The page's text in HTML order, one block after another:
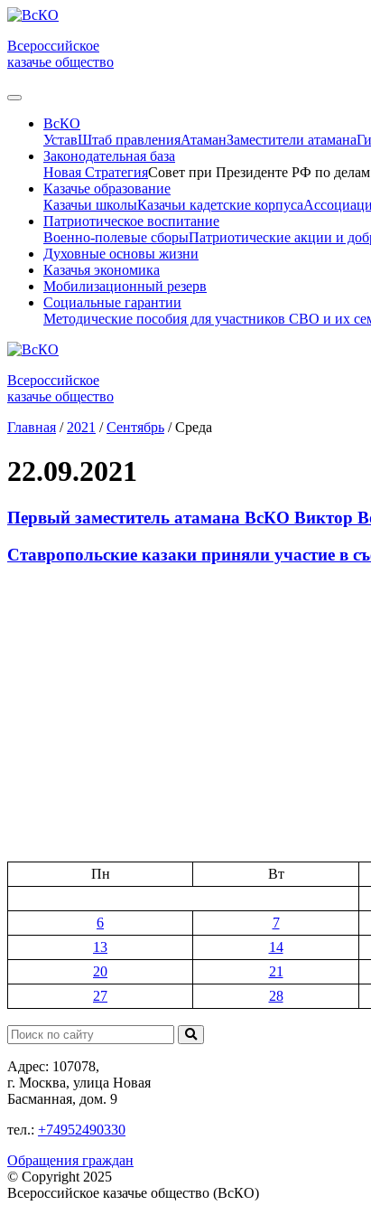
Всероссийское
казачье общество
ВсКО
УставШтаб правленияАтаманЗаместители атамана
Законодательная база
Новая СтратегияСовет при Президенте РФ по делам
Казачье образование
Казачьи школыКазачьи кадетские корпуса
Патриотическое воспитание
Военно-полевые сборыПатриотические акции и
Духовные основы жизни
Казачья экономика
Мобилизационный резерв
Социальные гарантии
Методические пособия для участников СВО и их
Всероссийское
казачье общество
Главная / 2021 / Сентябрь /Среда
22.09.2021
Первый заместитель атамана ВсКО Виктор
Ставропольские казаки приняли участие в
Пн
Вт
6
7
13
14
20
21
27
28
Поиск:
Адрес: 107078,
г. Москва, улица Новая
Басманная, дом. 9
тел.: +74952490330
Обращения граждан
© Copyright 2025
Всероссийское казачье общество (ВсКО)